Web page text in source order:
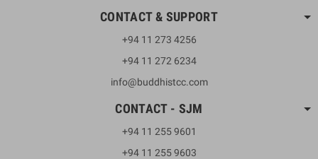
CONTACT & SUPPORT
+94 11 273 4256
+94 11 272 6234
info@buddhistcc.com
CONTACT - SJM
+94 11 255 9601
+94 11 255 9603